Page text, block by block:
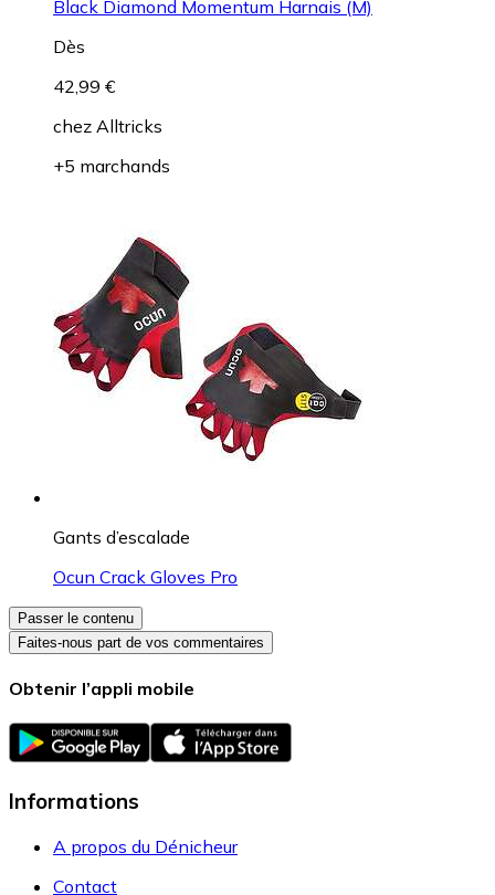
Black Diamond Momentum Harnais (M)
Dès
42,99 €
chez Alltricks
+5 marchands
Gants d’escalade
Ocun Crack Gloves Pro
Passer le contenu
Faites-nous part de vos commentaires
Obtenir l’appli mobile
Informations
A propos du Dénicheur
Contact